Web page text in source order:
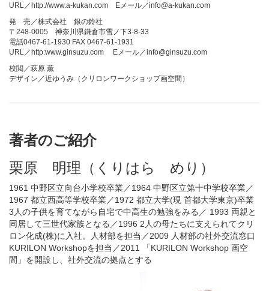
URL／http://www.a-kukan.com Eメール／info@a-kukan.com
発 売／株式会社 銀の鈴社
〒248-0005 神奈川県鎌倉市雪ノ下3-8-33
電話0467-61-1930 FAX 0467-61-1931
URL／http:www.ginsuzu.com Eメール／info@ginsuzu.com
校閲／萩原 薫
デザイン／近ゆうみ（クリロンワークショップ画空間）
著者のご紹介
栗原 明理（くりはら めり）
1961 中野区立向台小学校卒業／1964 中野区立第十中学校卒業／
1967 都立西高等学校卒業／1972 都立大学(現 首都大学東京)卒業
3人の子供を育てながら自宅で中高生の勉強をみる／ 1993 両親と
同居して三世代家族となる／1996 2人の母たちに支えられてクリ
ロン化成(株)に入社。人材部を担当／2009 人材部の社外交流窓口
KURILON Workshopを担当／2011 「KURILON Workshop 画空
間」を開設し、社外交流の拠点とする